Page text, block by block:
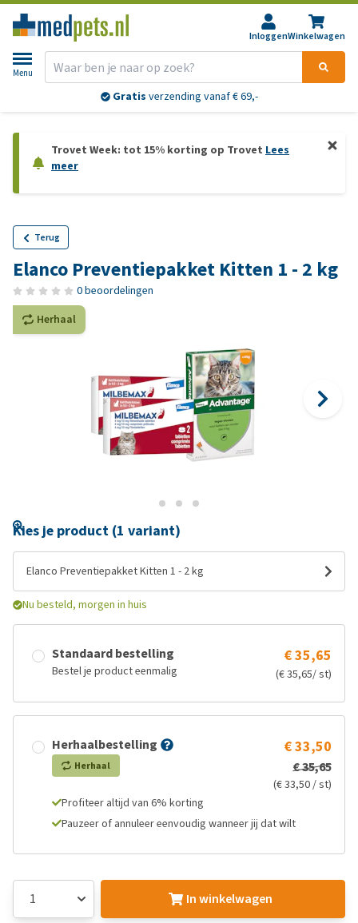
InloggenWinkelwagen
Menu
Gratis verzending vanaf € 69,-
Trovet Week: tot 15% korting op Trovet Lees
meer
Terug
Elanco Preventiepakket Kitten 1 - 2 kg
0 beoordelingen
Herhaal
Kies je product (1 variant)
Elanco Preventiepakket Kitten 1 - 2 kg
Nu besteld, morgen in huis
Standaard bestelling
Bestel je product eenmalig
€ 35,65
(€ 35,65/ st)
Herhaalbestelling
Herhaal
€ 33,50
€ 35,65
(€ 33,50 / st)
Profiteer altijd van 6% korting
Pauzeer of annuleer eenvoudig wanneer jij dat wilt
In winkelwagen